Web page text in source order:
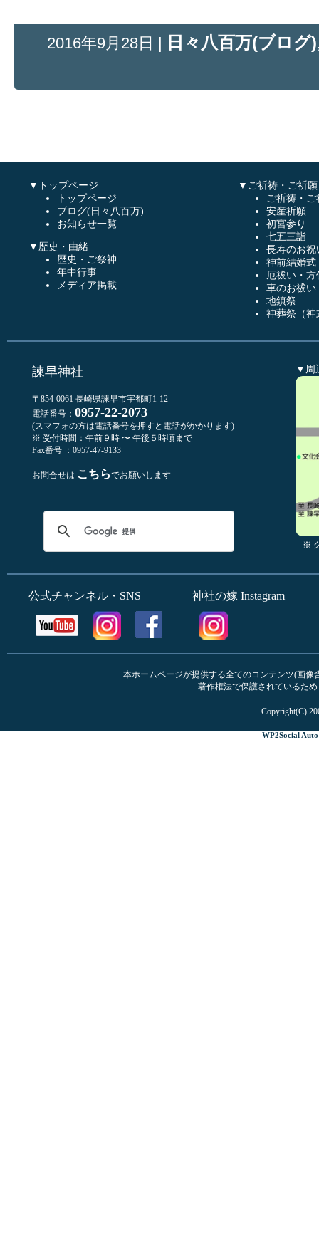
2016年9月28日 | 日々八百万(ブログ)
▼トップページ
トップページ
ブログ(日々八百万)
お知らせ一覧
▼歴史・由緒
歴史・ご祭神
年中行事
メディア掲載
▼ご祈祷・ご祈願
ご祈祷・ご
安産祈願
初宮参り
七五三詣
長寿のお祝
神前結婚式
厄祓い・方
車のお祓い
地鎮祭
神葬祭（神
諫早神社
〒854-0061 長崎県諫早市宇都町1-12
電話番号： 0957-22-2073
(スマフォの方は電話番号を押すと電話がかかります)
※ 受付時間：午前９時 〜 午後５時頃まで
Fax番号 ：0957-47-9133
お問合せは こちらでお願いします
▼周
※
公式チャンネル・SNS 神社の嫁 Instagram
本ホームページが提供する全てのコンテンツ(画
著作権法で保護されているた
Copyright(C)
WP2Social